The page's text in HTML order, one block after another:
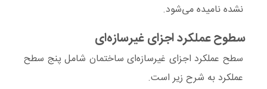
نشدهنامیده می‌شود.
سطوح عملکرد اجزای غیرسازه‌ای‌
سطح عملکرد اجزای غیرسازه‌ای ساختمان شامل پنج سطح
عملکرد به شرح زیر است.